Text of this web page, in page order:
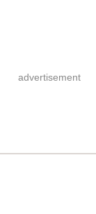
advertisement